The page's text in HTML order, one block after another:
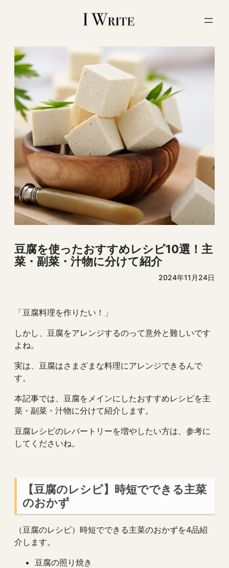
豆腐を使ったおすすめレシピ10選！主
菜・副菜・汁物に分けて紹介
2024年11月24日
「豆腐料理を作りたい！」
しかし、豆腐をアレンジするのって意外と難しいです
よね。
実は、豆腐はさまざまな料理にアレンジできるんで
す。
本記事では、豆腐をメインにしたおすすめレシピを主
菜・副菜・汁物に分けて紹介します。
豆腐レシピのレパートリーを増やしたい方は、参考に
してくださいね。
【豆腐のレシピ】時短でできる主菜
のおかず
（豆腐のレシピ）時短でできる主菜のおかずを4品紹
介します。
豆腐の照り焼き